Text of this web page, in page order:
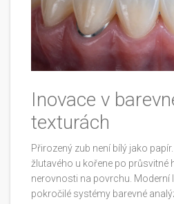
Inovace v
texturách
Přirozený zub není bílý jako
žlutavého u kořene po průsvitné
nerovnosti na povrchu. Moderní
pokročilé systémy barevné